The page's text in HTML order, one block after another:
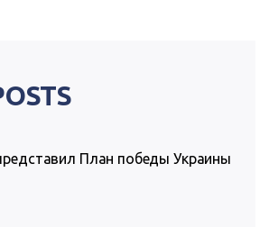
План победы Украины